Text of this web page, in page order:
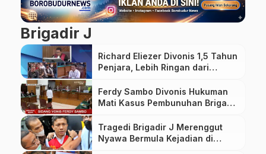
Brigadir J
Richard Eliezer Divonis 1,5 Tahun
Penjara, Lebih Ringan dari
Ferdy Sambo Divonis Hukuman
Mati Kasus Pembunuhan Brigadir
Tragedi Brigadir J Merenggut
Nyawa Bermula Kejadian di